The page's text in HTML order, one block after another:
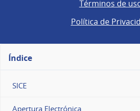
Términos de
Política de
Índice
SICE
Apertura Electrónica